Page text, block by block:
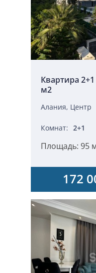
Квартира
м2
Алания, Центр
Комнат: 2+1
Площадь: 95
172